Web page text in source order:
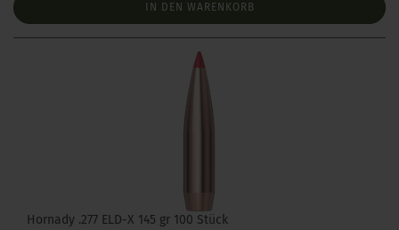
IN DEN WARENKORB
Hornady .277 ELD-X 145 gr 100 Stück